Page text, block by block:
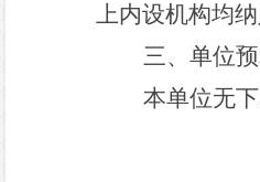
上内设机构均纳
三、 单位
本单位无